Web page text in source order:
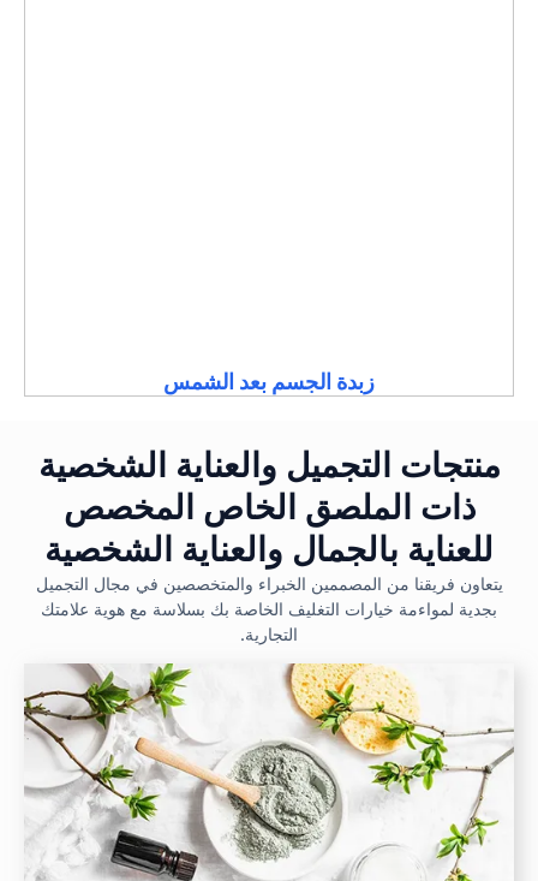
زبدة الجسم بعد الشمس
منتجات التجميل والعناية الشخصية
ذات الملصق الخاص المخصص
للعناية بالجمال والعناية الشخصية
يتعاون فريقنا من المصممين الخبراء والمتخصصين في مجال التجميل
بجدية لمواءمة خيارات التغليف الخاصة بك بسلاسة مع هوية علامتك
التجارية.